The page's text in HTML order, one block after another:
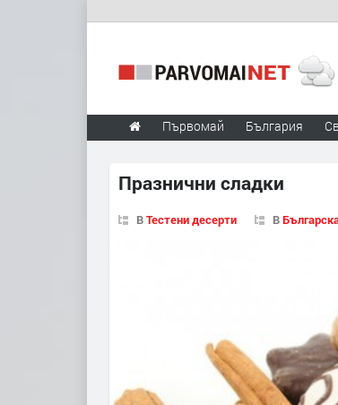
Първомай България
Празнични сладки
ВТестени десерти В